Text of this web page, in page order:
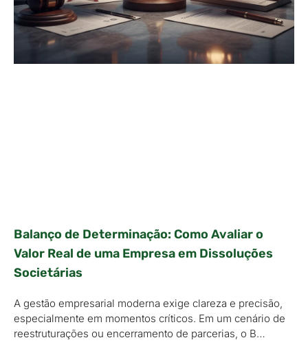
Balanço de Determinação: Como Avaliar o
Valor Real de uma Empresa em Dissoluções
Societárias
A gestão empresarial moderna exige clareza e precisão,
especialmente em momentos críticos. Em um cenário de
reestruturações ou encerramento de parcerias, o B…